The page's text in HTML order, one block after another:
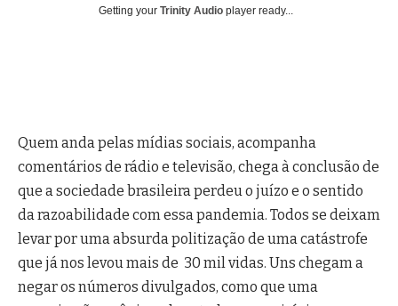
Getting your Trinity Audio player ready...
Quem anda pelas mídias sociais, acompanha
comentários de rádio e televisão, chega à conclusão de
que a sociedade brasileira perdeu o juízo e o sentido
da razoabilidade com essa pandemia. Todos se deixam
levar por uma absurda politização de uma catástrofe
que já nos levou mais de 30 mil vidas. Uns chegam a
negar os números divulgados, como que uma